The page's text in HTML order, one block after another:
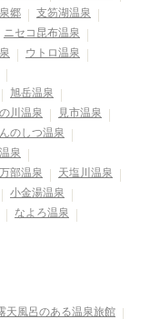
郷
支笏湖温泉
ニセコ昆布温泉
ウトロ温泉
旭岳温泉
川温泉
見市温泉
のしつ温泉
泉
部温泉
天塩川温泉
小金湯温泉
なよろ温泉
天風呂のある温泉旅館